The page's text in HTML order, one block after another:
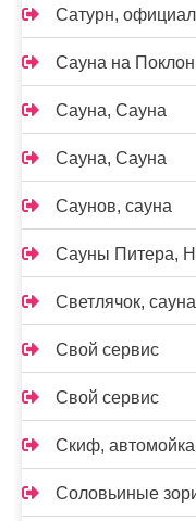
Сатурн,
Сауна на
Сауна, Сауна
Сауна, Сауна
Саунов, сауна
Сауны Питера,
Светлячок, сауна
Свой сервис
Свой сервис
Скиф, автомойка
Соловьиные